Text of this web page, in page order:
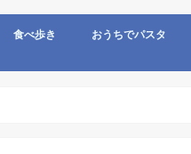
食べ歩き おうちでパスタ